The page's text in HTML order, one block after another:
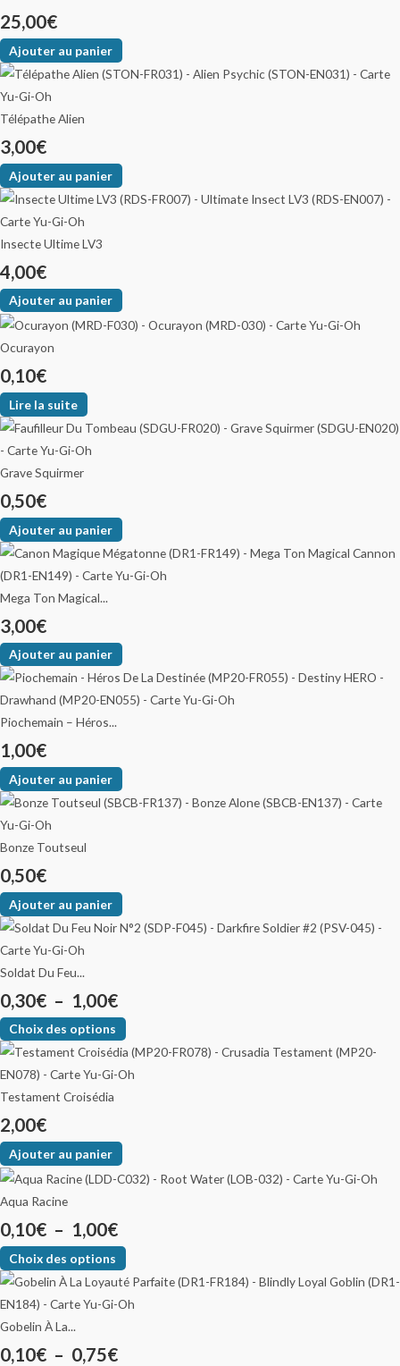
25,00€
Ajouter au panier
Télépathe Alien
3,00€
Ajouter au panier
Insecte Ultime LV3
4,00€
Ajouter au panier
Ocurayon
0,10€
Lire la suite
Grave Squirmer
0,50€
Ajouter au panier
Mega Ton Magical...
3,00€
Ajouter au panier
Piochemain – Héros...
1,00€
Ajouter au panier
Bonze Toutseul
0,50€
Ajouter au panier
Soldat Du Feu...
0,30€ – 1,00€
Choix des options
Testament Croisédia
2,00€
Ajouter au panier
Aqua Racine
0,10€ – 1,00€
Choix des options
Gobelin À La...
0,10€ – 0,75€